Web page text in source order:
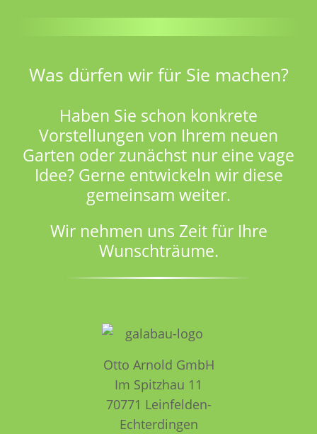
Was dürfen wir für Sie machen?
Haben Sie schon konkrete
Vorstellungen von Ihrem neuen
Garten oder zunächst nur eine vage
Idee? Gerne entwickeln wir diese
gemeinsam weiter.
Wir nehmen uns Zeit für Ihre
Wunschträume.
Otto Arnold GmbH
Im Spitzhau 11
70771 Leinfelden­­
Echterdingen